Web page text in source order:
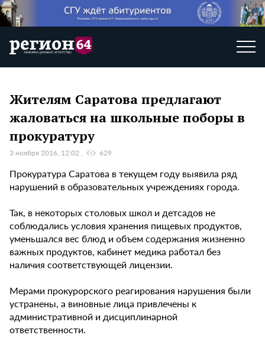
Жителям Саратова предлагают
жаловаться на школьные поборы в
прокуратуру
3 ноября 2016, 12:02 629
Прокуратура Саратова в текущем году выявила ряд
нарушений в образовательных учреждениях города.
Так, в некоторых столовых школ и детсадов не
соблюдались условия хранения пищевых продуктов,
уменьшался вес блюд и объем содержания жизненно
важных продуктов, кабинет медика работал без
наличия соответствующей лицензии.
Мерами прокурорского реагирования нарушения были
устранены, а виновные лица привлечены к
административной и дисциплинарной
ответственности.